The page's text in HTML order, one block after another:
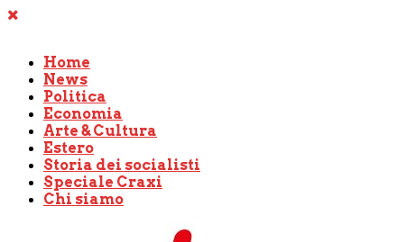
Home
News
Politica
Economia
Arte & Cultura
Estero
Storia dei socialisti
Speciale Craxi
Chi siamo